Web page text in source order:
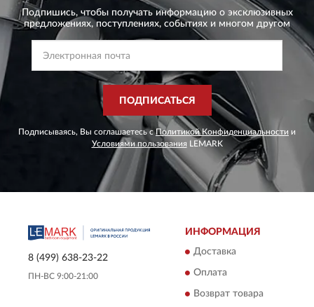
Подпишись, чтобы получать информацию о эксклюзивных
предложениях, поступлениях, событиях и многом другом
ПОДПИСАТЬСЯ
Подписываясь, Вы соглашаетесь сПолитикой Конфиденциальности и
Условиями пользования LEMARK
8 (499) 638-23-22
ПН-ВС 9:00-21:00
ИНФОРМАЦИЯ
Доставка
Оплата
Возврат товара